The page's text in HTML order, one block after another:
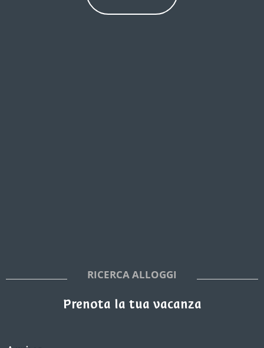
RICERCA ALLOGGI
Prenota la tua vacanza